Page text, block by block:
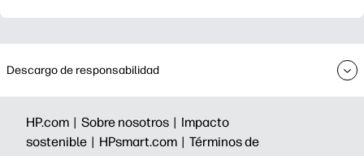
Descargo de responsabilidad
HP.com | Sobre nosotros | Impacto
sostenible | HPsmart.com | Términos de